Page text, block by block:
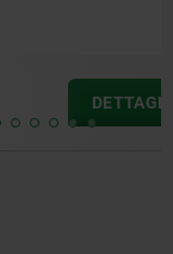
DETTAGLI